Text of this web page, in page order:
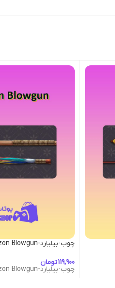
چوب-بیلیارد-Amazon Blowgun
تومان
چوب-بیلیارد-Amazon Blowgun